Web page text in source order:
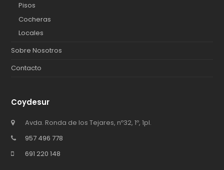
Pisos
Cocheras
Locales
Sobre Nosotros
Contacto
Coydesur
Avda. Ronda de los Tejares, nº32, 1º, 1pl.
957 496 778
691 220 148